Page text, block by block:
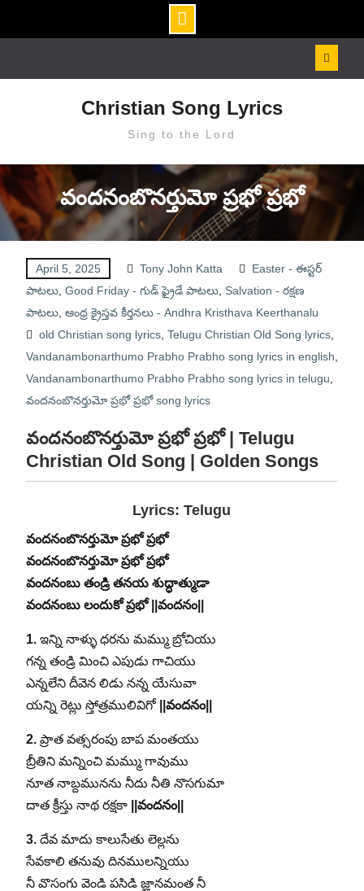
Christian Song Lyrics
Sing to the Lord
వందనంబొనర్తుమో ప్రభో ప్రభో
April 5, 2025 Tony John Katta
Easter - ఈస్టర్
పాటలు, Good Friday - గుడ్ ఫ్రైడే పాటలు, Salvation - రక్షణ
పాటలు, ఆంధ్ర క్రైస్తవ కీర్తనలు - Andhra Kristhava Keerthanalu
old Christian song lyrics, Telugu Christian Old Song lyrics,
Vandanambonarthumo Prabho Prabho song lyrics in english
Vandanambonarthumo Prabho Prabho song lyrics in telugu
వందనంబొనర్తుమో ప్రభో ప్రభో song lyrics
వందనంబొనర్తుమో ప్రభో ప్రభో | Telugu
Christian Old Song | Golden Songs
Lyrics: Telugu
వందనంబొనర్తుమో ప్రభో ప్రభో
వందనంబొనర్తుమో ప్రభో ప్రభో
వందనంబు తండ్రి తనయ శుద్ధాత్ముడా
వందనంబు లందుకో ప్రభో ||వందనం||
1. ఇన్ని నాళ్ళు ధరను మమ్ము బ్రోచియు
గన్న తండ్రి మించి ఎపుడు గాచియు
ఎన్నలేని దీవెన లిడు నన్న యేసువా
యన్ని రెట్లు స్తోత్రములివిగో
||వందనం||
2. ప్రాత వత్సరంపు బాప మంతయు
బ్రీతిని మన్నించి మమ్ము గావుము
నూత నాబ్దమునను నీదు నీతి నొసగుమా
దాత క్రీస్తు నాథ రక్షకా||వందనం||
3. దేవ మాదు కాలుసేతు లెల్లను
సేవకాలి తనువు దినములన్నియు
నీ వొసంగు వెండి పసిడి జ్ఞానమంత నీ